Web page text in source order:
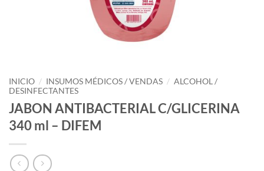
INICIO / INSUMOS MÉDICOS / VENDAS / ALCOHOL /
DESINFECTANTES
JABON ANTIBACTERIAL C/GLICERINA
340 ml – DIFEM